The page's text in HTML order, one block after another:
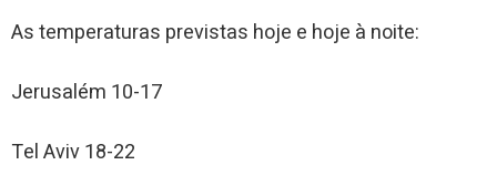
As temperaturas previstas hoje e hoje à noite:
Jerusalém 10-17
Tel Aviv 18-22